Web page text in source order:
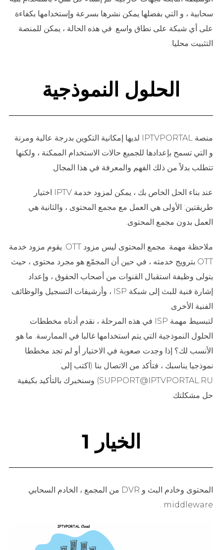
سحابية ، و التي بفضلها يمكن نشرها بسرعة وإستخدامها بكفاءة
على أي شبكة على نطاق واسع. في هذه الحالة ، يمكن للمنصة
التثبيت محليا.
الحلول النموذجية
منصة IPTVPORTAL لديها إمكانية التكوين بدرجة عالية ومرنة
و التي تسمح بإعدادها للجميع حالات الاستخدام الممكنة ، ولكنها
تتطلب بدلاً من ذلك الفهم والمعرفة في هذا المجال.
عند بناء الحل الخاص بك ، يمكن لمزود خدمة IPTV اختيار
طريقتين: الأولى هي العمل مع مجمع المحتوى ، والثانية هي
العمل بدون مجمع المحتوى.
ملاحظة مهمة: مجمع المحتوى ليس مزود OTT. يقوم مزود خدمة
OTT بترويج خدمته ، في حين أن المجمّع هو مجرد محتوى ، حيث
يتولى وظيفة استقبال القنوات من أصحاب الحقوق ، وإعداد
إشارة فنية للبث إلى شبكة ISP ، وأرشيفات التسجيل والوظائف
الفنية الأخرى.
لتبسيط مهمة ISP في هذه المرحلة ، نقدم أدناه مخططات
الحلول النموذجية التي يتم استخدامها غالبا في الممارسة. ما هو
الأنسب لك؟ إذا وجدت صعوبة في الاختيار أو لم تجد مخططا
نموذجيا يناسبك ، فتأكد من الاتصال بنا (اكتب إلى:
SUPPORT@IPTVPORTAL.RU) وسنخبرك بالتأكيد بكيفية
حل مشكلتك.
الخيار 1
المحتوى وخادم البث و DVR من المجمع ، الخادم السحابي
middleware .